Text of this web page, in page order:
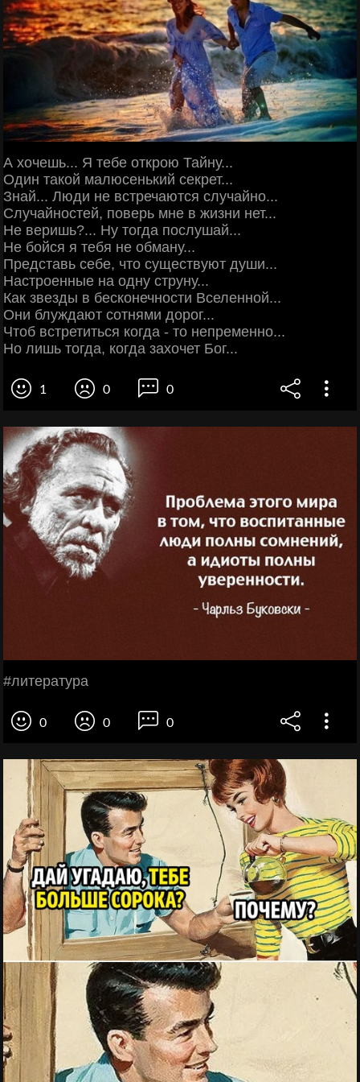
А хочешь... Я тебе открою Тайну...
Один такой малюсенький секрет...
Знай... Люди не встречаются случайно...
Случайностей, поверь мне в жизни нет...
Не веришь?... Ну тогда послушай...
Не бойся я тебя не обману...
Представь себе, что существуют души...
Настроенные на одну струну...
Как звезды в бесконечности Вселенной...
Они блуждают сотнями дорог...
Чтоб встретиться когда - то непременно...
Но лишь тогда, когда захочет Бог...
1 0 0
#литература
0 0 0